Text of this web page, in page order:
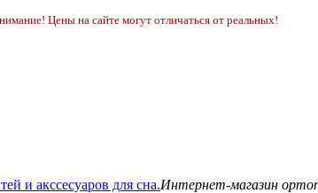
Цены на сайте могут отличаться от реальных!
Интернет-магазин